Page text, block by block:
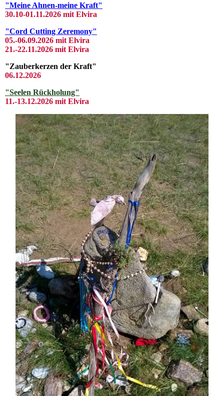
"Meine Ahnen-meine Kraft"
30.10-01.11.2026 mit Elvira
"Cord Cutting Zeremony"
05.-06.09.2026 mit Elvira
21.-22.11.2026 mit Elvira
"Zauberkerzen der Kraft"
06.12.2026
"Seelen Rückholung"
11.-13.12.2026 mit Elvira